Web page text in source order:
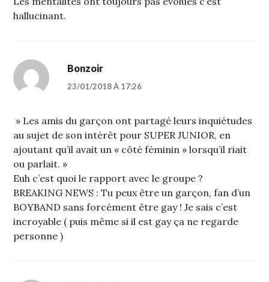
hallucinant.
Bonzoir
23/01/2018 À 17:26
» Les amis du garçon ont partagé leurs inquiétudes
au sujet de son intérêt pour SUPER JUNIOR, en
ajoutant qu’il avait un « côté féminin » lorsqu’il riait
ou parlait. »
Euh c’est quoi le rapport avec le groupe ?
BREAKING NEWS : Tu peux être un garçon, fan d’un
BOYBAND sans forcément être gay ! Je sais c’est
incroyable ( puis même si il est gay ça ne regarde
personne )